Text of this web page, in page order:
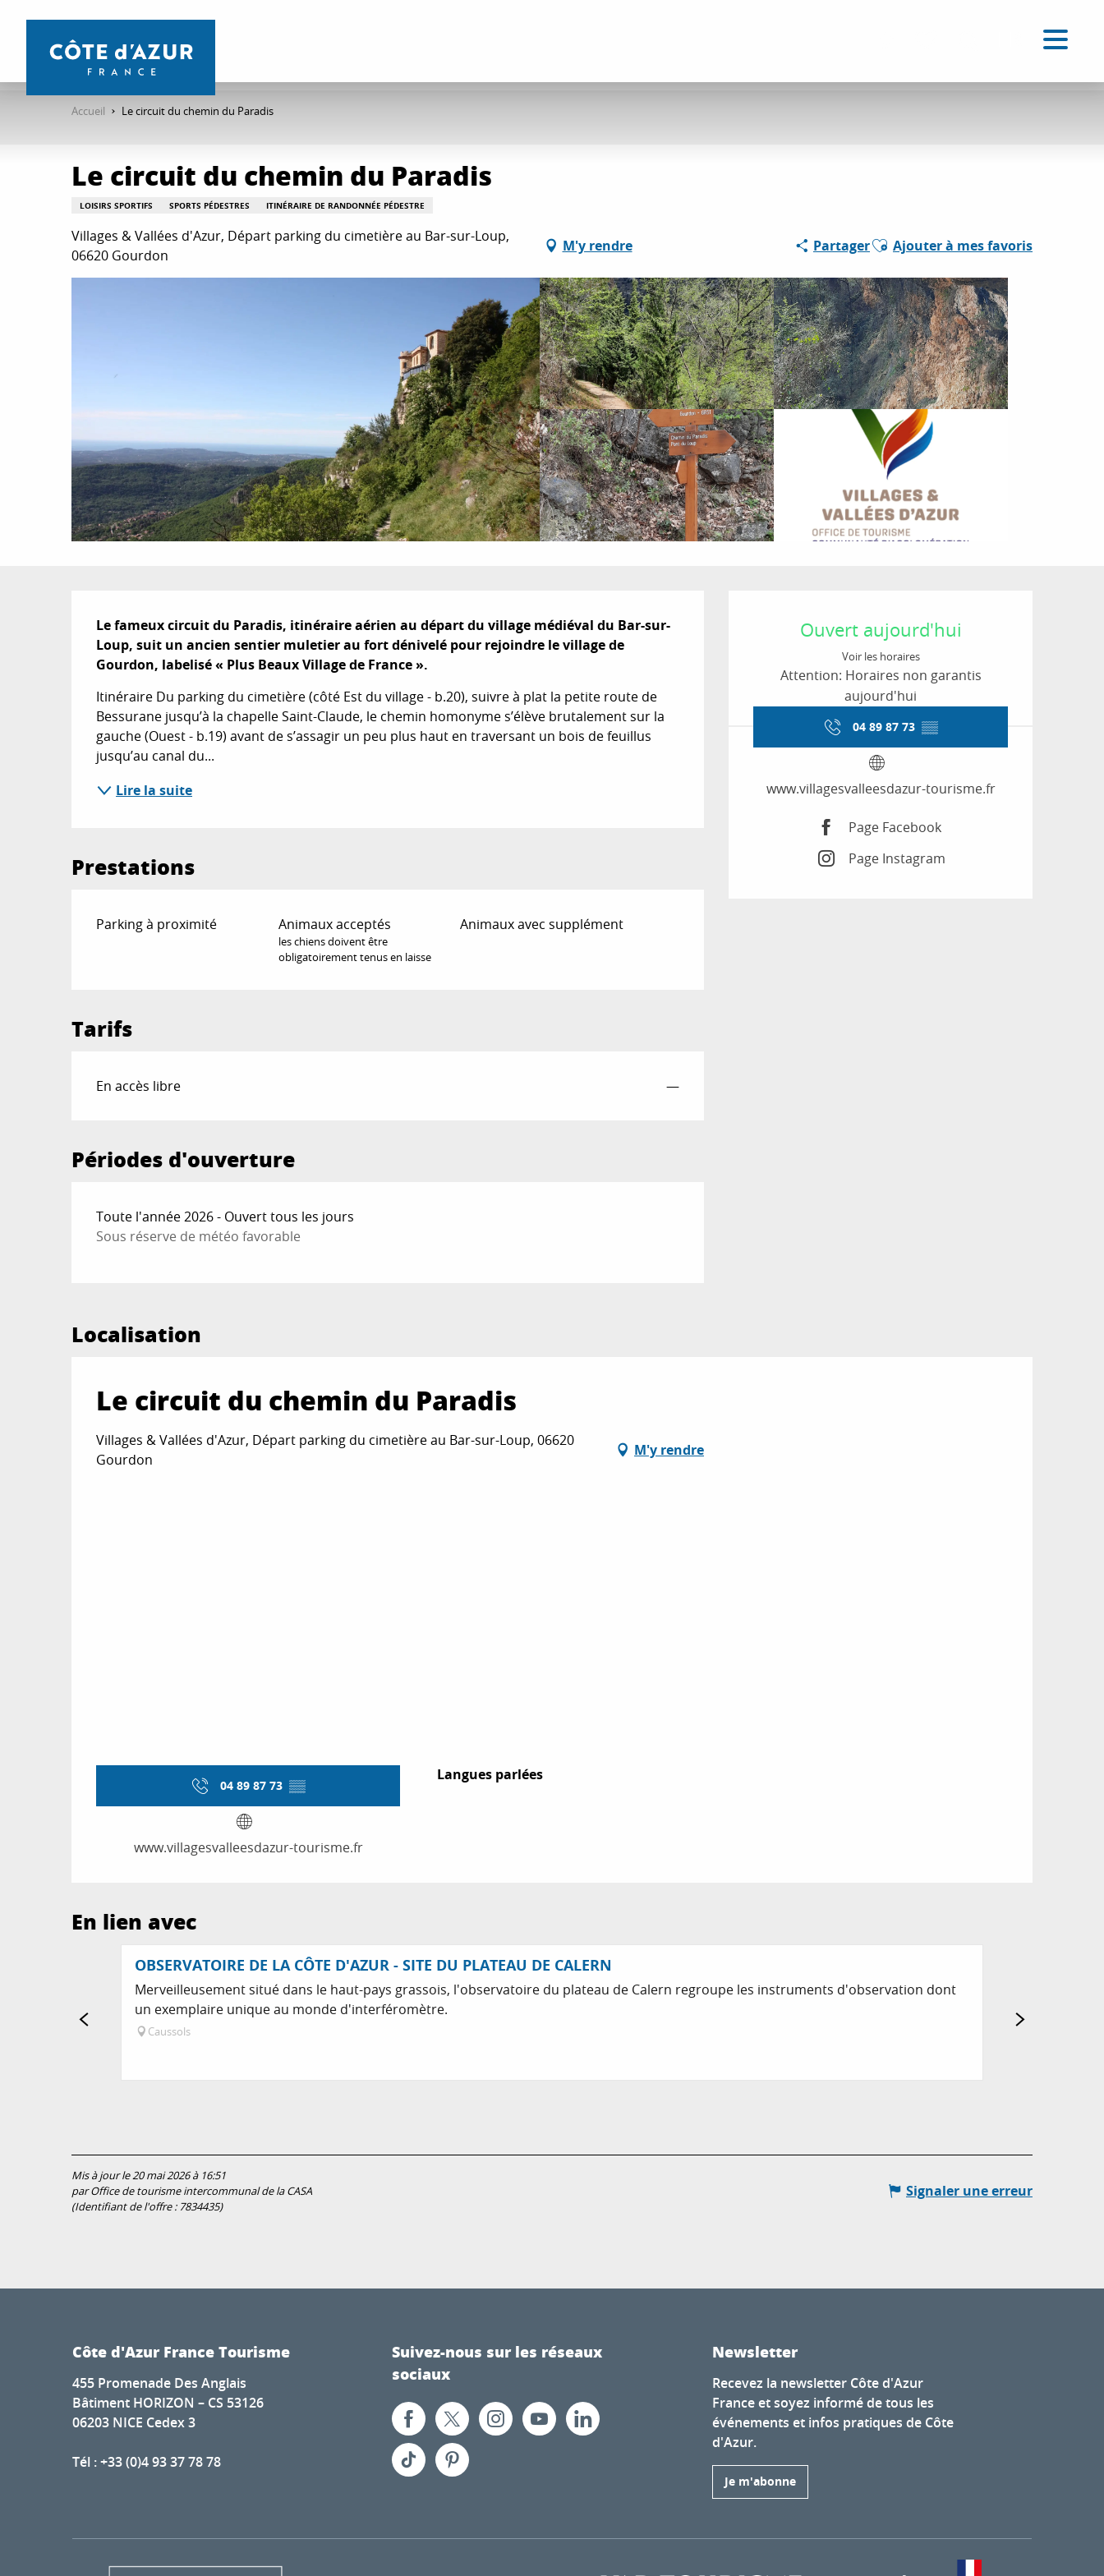
contenu
Accueil Le circuit du chemin du Paradis
Le circuit du chemin du Paradis
LOISIRS SPORTIFS SPORTS PÉDESTRES ITINÉRAIRE DE RANDONNÉE PÉDESTRE
Villages & Vallées d'Azur, Départ parking du cimetière au Bar-sur-Loup,
06620 Gourdon
M'y rendre PartagerAjouter aux favoris
Ajouter à mes favoris
Ouverture et
Ouvert aujourd'hui
Voir les horaires
Attention: Horaires non garantis
aujourd'hui
04 89 87 73 ▒▒
www.villagesvalleesdazur-tourisme.fr
Page Facebook
Page Instagram
Description
Le fameux circuit du Paradis, itinéraire aérien au départ du village médiéval du Bar-sur-
Loup, suit un ancien sentier muletier au fort dénivelé pour rejoindre le village de
Gourdon, labelisé « Plus Beaux Village de France ».
Itinéraire Du parking du cimetière (côté Est du village - b.20), suivre à plat la petite route de
Bessurane jusqu’à la chapelle Saint-Claude, le chemin homonyme s’élève brutalement sur la
gauche (Ouest - b.19) avant de s’assagir un peu plus haut en traversant un bois de feuillus
jusqu’au canal du...
Lire la suite
Prestations
Parking à proximité Animaux acceptés
les chiens doivent être
obligatoirement tenus en laisse
Animaux avec supplément
Tarifs
En accès libre —
Périodes d'ouverture
Toute l'année 2026 - Ouvert tous les jours
Sous réserve de météo favorable
Localisation
Le circuit du chemin du Paradis
Villages & Vallées d'Azur, Départ parking du cimetière au Bar-sur-Loup, 06620
Gourdon
M'y rendre
04 89 87 73 ▒▒
www.villagesvalleesdazur-tourisme.fr
Langues parlées
Langues parlées
En lien avec
OBSERVATOIRE DE LA CÔTE D'AZUR - SITE DU PLATEAU DE CALERN
Merveilleusement situé dans le haut-pays grassois, l'observatoire du plateau de Calern regroupe les instruments d'observation dont
un exemplaire unique au monde d'interféromètre.
Caussols
Gourdon
Mis à jour le 20 mai 2026 à 16:51
par Office de tourisme intercommunal de la CASA
(Identifiant de l'offre : 7834435)
Signaler une erreur
Côte d'Azur France Tourisme
455 Promenade Des Anglais
Bâtiment HORIZON – CS 53126
06203 NICE Cedex 3
Tél : +33 (0)4 93 37 78 78
Suivez-nous sur les réseaux
sociaux
Newsletter
Recevez la newsletter Côte d'Azur
France et soyez informé de tous les
événements et infos pratiques de Côte
d'Azur.
Je m'abonne